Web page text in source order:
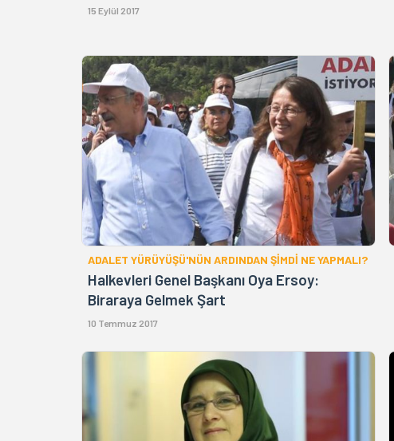
15 Eylül 2017
ADALET YÜRÜYÜŞÜ'NÜN ARDINDAN ŞİMDİ NE YAPMALI?
Halkevleri Genel Başkanı Oya Ersoy:
Biraraya Gelmek Şart
10 Temmuz 2017